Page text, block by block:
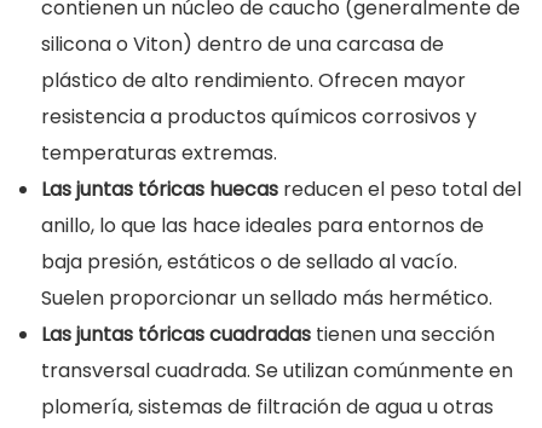
contienen un núcleo de caucho (generalmente de
silicona o Viton) dentro de una carcasa de
plástico de alto rendimiento. Ofrecen mayor
resistencia a productos químicos corrosivos y
temperaturas extremas.
Las juntas tóricas huecas reducen el peso total del
anillo, lo que las hace ideales para entornos de
baja presión, estáticos o de sellado al vacío.
Suelen proporcionar un sellado más hermético.
Las juntas tóricas cuadradas tienen una sección
transversal cuadrada. Se utilizan comúnmente en
plomería, sistemas de filtración de agua u otras